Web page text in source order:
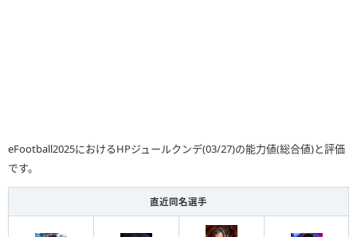
eFootball2025におけるHPジュールクンデ(03/27)の能力値(総合値)と評価
です。
直近同名選手